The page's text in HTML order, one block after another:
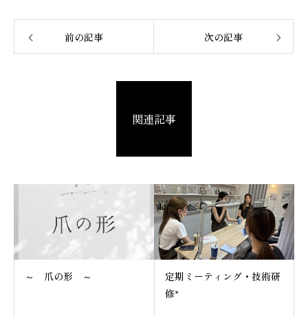
前の記事 次の記事
関連記事
～ 爪の形 ～
定期ミーティング・技術研
修*